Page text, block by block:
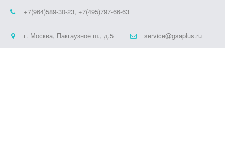
+7(964)589-30-23, +7(495)797-66-63
г. Москва, Пакгаузное ш., д.5 service@gsaplus.ru